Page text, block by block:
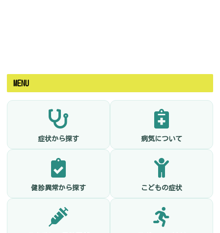
MENU
症状から探す 病気について
健診異常から探す こどもの症状